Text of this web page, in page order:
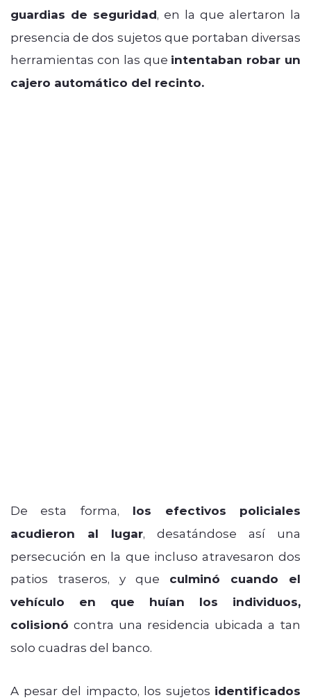
guardias de seguridad, en la que alertaron la
presencia de dos sujetos que portaban diversas
herramientas con las que intentaban robar un
cajero automático del recinto.
De esta forma, los efectivos policiales
acudieron al lugar, desatándose así una
persecución en la que incluso atravesaron dos
patios traseros, y que culminó cuando el
vehículo en que huían los individuos,
colisionó contra una residencia ubicada a tan
solo cuadras del banco.
A pesar del impacto, los sujetos identificados